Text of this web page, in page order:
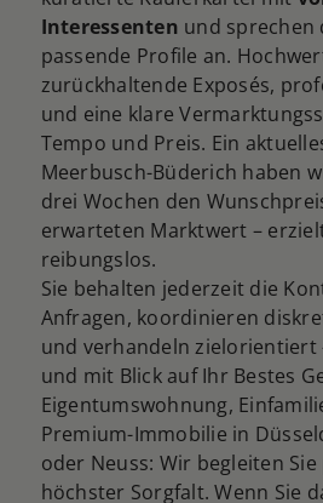
Interessenten und sprechen
passende Profile an.
zurückhaltende Exposés,
und eine klare
Tempo und Preis. Ein
Meerbusch-Büderich haben
drei Wochen den
erwarteten Marktwert –
reibungslos.
Sie behalten jederzeit die
Anfragen, koordinieren
und verhandeln
und mit Blick auf Ihr Bestes
Eigentumswohnung,
Premium-Immobilie in
oder Neuss: Wir begleiten
höchster Sorgfalt. Wenn Sie